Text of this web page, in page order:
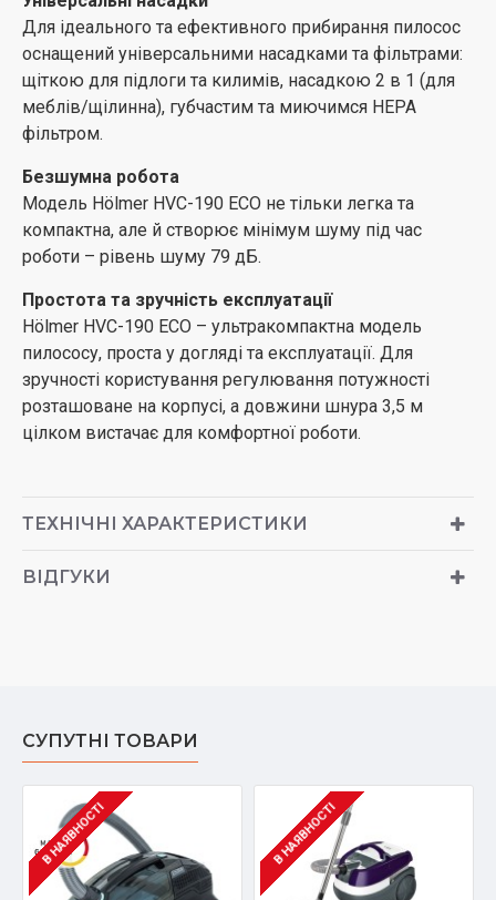
Для ідеального та ефективного прибирання пилосос
оснащений універсальними насадками та фільтрами:
щіткою для підлоги та килимів, насадкою 2 в 1 (для
меблів/щілинна), губчастим та миючимся HEPA
фільтром.
Безшумна робота
Модель Hölmer HVC-190 ECO не тільки легка та
компактна, але й створює мінімум шуму під час
роботи – рівень шуму 79 дБ.
Простота та зручність експлуатації
Hölmer HVC-190 ECO – ультракомпактна модель
пилососу, проста у догляді та експлуатації. Для
зручності користування регулювання потужності
розташоване на корпусі, а довжини шнура 3,5 м
цілком вистачає для комфортної роботи.
ТЕХНІЧНІ ХАРАКТЕРИСТИКИ
ВІДГУКИ
СУПУТНІ ТОВАРИ
В НАЯВНОСТІ В НАЯВНОСТІ